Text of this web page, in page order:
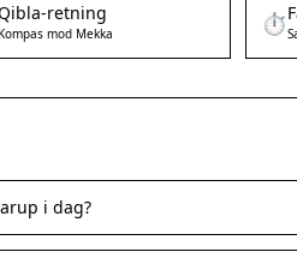
retning
Kompas mod Mekka ⏱️
i dag?